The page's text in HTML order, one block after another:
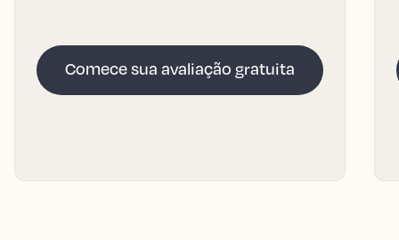
Comece sua avaliação gratuita